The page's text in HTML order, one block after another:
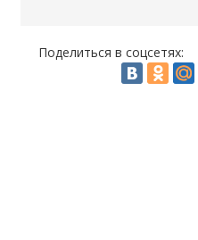
Поделиться в соцсетях: